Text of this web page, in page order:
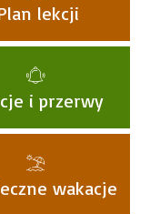
lekcji
i przerwy
wakacje